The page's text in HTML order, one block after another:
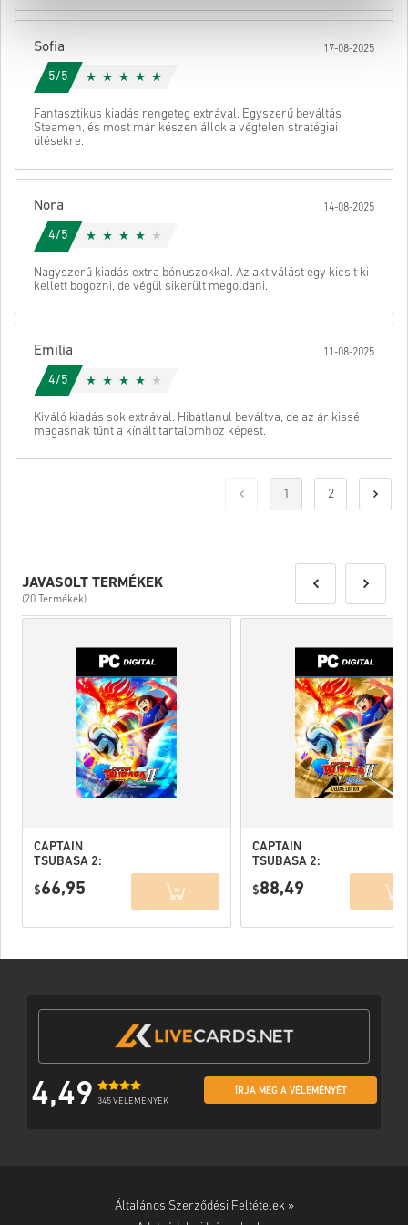
Ezután kapsz egy e-mailt egy biztonságos linkkel a kódod
Sofia 17-08-2025
5/5
Fantasztikus kiadás rengeteg extrával. Egyszerű beváltás
Steamen, és most már készen állok a végtelen stratégiai
ülésekre.
Nora 14-08-2025
4/5
Nagyszerű kiadás extra bónuszokkal. Az aktiválást egy kicsit ki
kellett bogozni, de végül sikerült megoldani.
Emilia 11-08-2025
4/5
Kiváló kiadás sok extrával. Hibátlanul beváltva, de az ár kissé
magasnak tűnt a kínált tartalomhoz képest.
1 2
JAVASOLT TERMÉKEK
(20 Termékek)
CAPTAIN
TSUBASA 2:
FIGHTERS PC
$66,95
CAPTAIN
TSUBASA 2:
FIGHTERS
$88,49
4,49 345 VÉLEMÉNYEK
ÍRJA MEG A VÉLEMÉNYÉT
Általános Szerződési Feltételek »